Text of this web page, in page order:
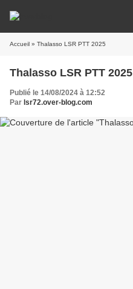
Accueil » Thalasso LSR PTT 2025
Thalasso LSR PTT 2025
Publié le 14/08/2024 à 12:52
Par lsr72.over-blog.com